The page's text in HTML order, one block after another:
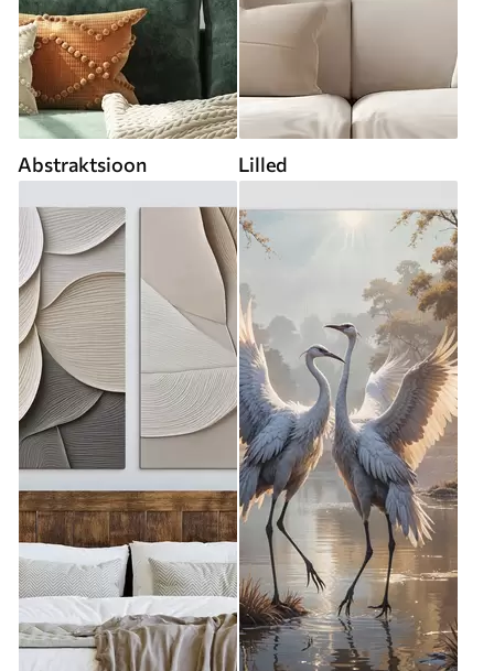
Abstraktsioon Lilled